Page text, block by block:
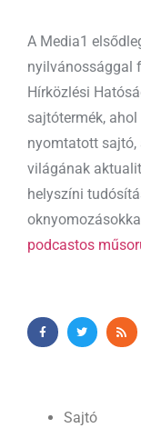
A Media1
nyilvánossággal
Hírközlési
sajtótermék,
nyomtatott sajtó,
világának
helyszíni
podcastos
Sajtó